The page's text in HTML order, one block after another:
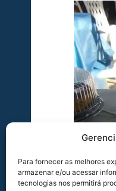
Para fornecer as melhores
armazenar e/ou acessar
tecnologias nos permitirá